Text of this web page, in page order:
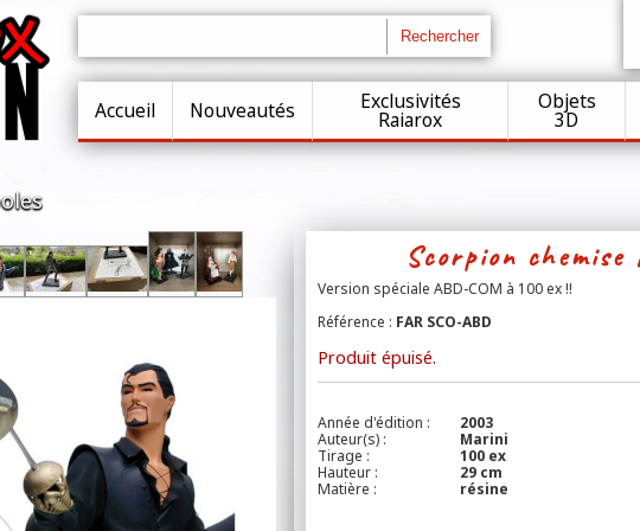
Accueil Nouveautés Exclusivités
Raiarox
Objets
3D
Scorpion chemise
Version spéciale ABD-COM à 100 ex !!
Référence : FAR SCO-ABD
Produit épuisé.
Année d'édition :
2003
Auteur(s) :
Marini
Tirage :
100 ex
Hauteur :
29 cm
Matière :
résine